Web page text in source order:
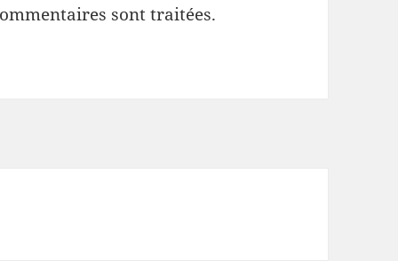
sont traitées.